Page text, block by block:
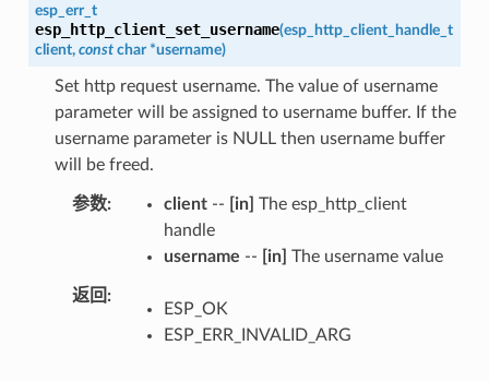
esp_err_t
esp_http_client_set_username(esp_http_client_handle_t
client, const char *username)
Set http request username. The value of username
parameter will be assigned to username buffer. If the
username parameter is NULL then username buffer
will be freed.
参数 client-- [in] The esp_http_client
handle
username -- [in] The username value
返回
ESP_OK
ESP_ERR_INVALID_ARG